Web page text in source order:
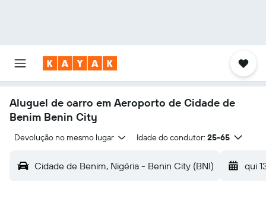
Aluguel de carro em Aeroporto de Cidade de
Benim Benin City
Devolução no mesmo lugar Idade do condutor: 25-65
Cidade de Benim, Nigéria - Benin City (BNI) qui